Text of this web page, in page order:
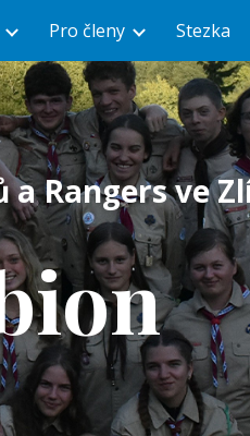
Skip to
Pro členy Stezka
a Rangers ve